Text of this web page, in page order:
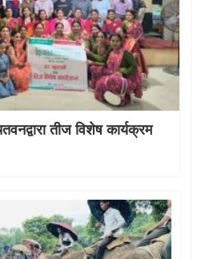
तीज विशेष कार्यक्रम